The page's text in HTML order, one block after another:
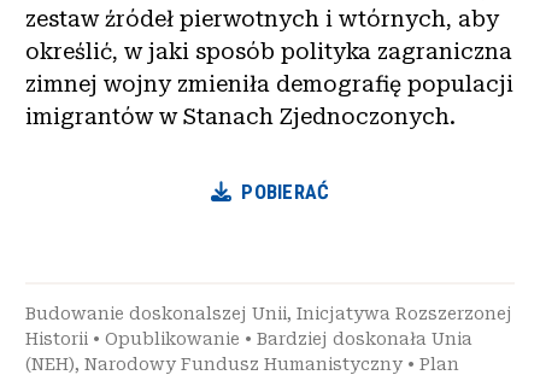
zestaw źródeł pierwotnych i wtórnych, aby
określić, w jaki sposób polityka zagraniczna
zimnej wojny zmieniła demografię populacji
imigrantów w Stanach Zjednoczonych.
POBIERAĆ
Budowanie doskonalszej Unii, Inicjatywa Rozszerzonej
Historii • Opublikowanie • Bardziej doskonała Unia
(NEH), Narodowy Fundusz Humanistyczny • Plan